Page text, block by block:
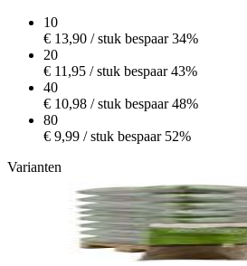
10
€ 13,90 / stuk bespaar 34%
20
€ 11,95 / stuk bespaar 43%
40
€ 10,98 / stuk bespaar 48%
80
€ 9,99 / stuk bespaar 52%
Varianten